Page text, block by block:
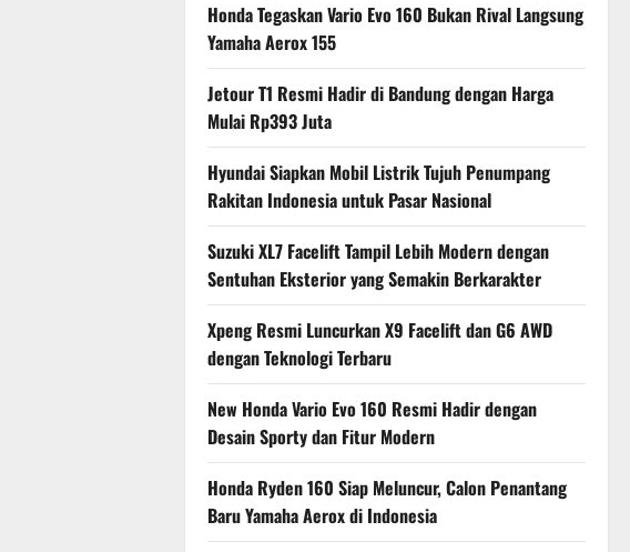
Honda Tegaskan Vario Evo 160 Bukan Rival Langsung
Yamaha Aerox 155
Jetour T1 Resmi Hadir di Bandung dengan Harga
Mulai Rp393 Juta
Hyundai Siapkan Mobil Listrik Tujuh Penumpang
Rakitan Indonesia untuk Pasar Nasional
Suzuki XL7 Facelift Tampil Lebih Modern dengan
Sentuhan Eksterior yang Semakin Berkarakter
Xpeng Resmi Luncurkan X9 Facelift dan G6 AWD
dengan Teknologi Terbaru
New Honda Vario Evo 160 Resmi Hadir dengan
Desain Sporty dan Fitur Modern
Honda Ryden 160 Siap Meluncur, Calon Penantang
Baru Yamaha Aerox di Indonesia